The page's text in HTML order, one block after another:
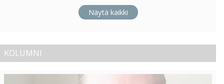
Näytä kaikki
KOLUMNI